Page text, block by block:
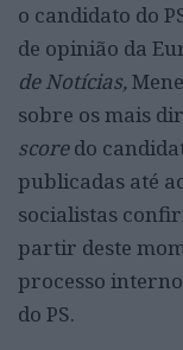
o candidato do
de opinião da
de Notícias,
sobre os mais
scoredo
publicadas até
socialistas
partir deste
processo
do PS.